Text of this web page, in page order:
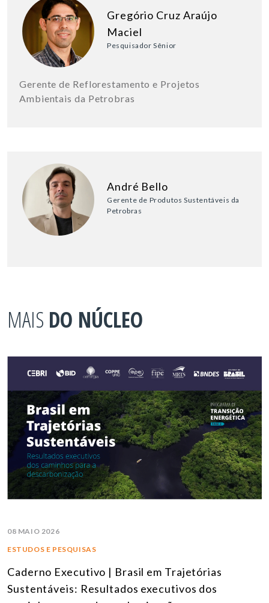
Gregório Cruz Araújo
Maciel
Pesquisador Sênior
Gerente de Reflorestamento e Projetos
Ambientais da Petrobras
André Bello
Gerente de Produtos Sustentáveis da
Petrobras
MAIS DO NÚCLEO
08 MAIO 2026
ESTUDOS E PESQUISAS
Caderno Executivo | Brasil em Trajetórias
Sustentáveis: Resultados executivos dos